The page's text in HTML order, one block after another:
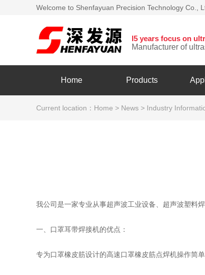
Welcome to Shenfayuan Precision Technology Co.,
l5 years focus on
Manufacturer of
Home Products
Current location： Home > News > Industry
我公司是一家专业从事超声波工业设备、超声波塑料
一、口罩耳带焊接机的优点：
专为口罩橡皮筋设计的高速口罩橡皮筋点焊机操作简